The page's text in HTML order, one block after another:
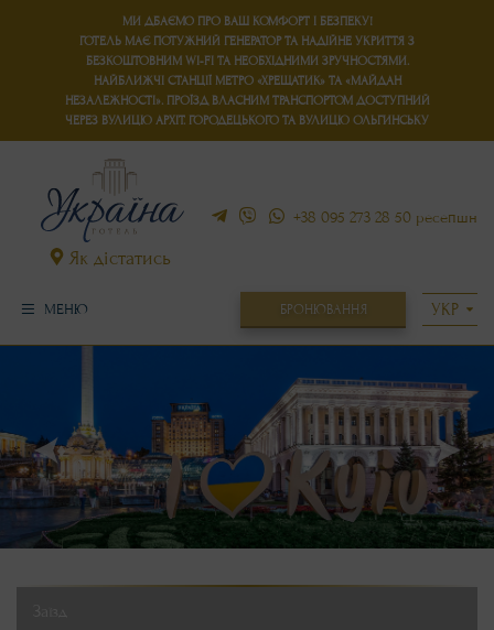
МИ ДБАЄМО ПРО ВАШ КОМФОРТ І БЕЗПЕКУ!
ГОТЕЛЬ МАЄ ПОТУЖНИЙ ГЕНЕРАТОРТА НАДІЙНЕ УКРИТТЯ З
БЕЗКОШТОВНИМ WI-FI ТА НЕОБХІДНИМИ ЗРУЧНОСТЯМИ.
НАЙБЛИЖЧІ СТАНЦІЇ МЕТРО «ХРЕЩАТИК» ТА «МАЙДАН
НЕЗАЛЕЖНОСТІ». ПРОЇЗД ВЛАСНИМ ТРАНСПОРТОМ ДОСТУПНИЙ
ЧЕРЕЗ ВУЛИЦЮ АРХІТ. ГОРОДЕЦЬКОГО ТА ВУЛИЦЮ ОЛЬГИНСЬКУ
Як дістатись
+38 095 273 28 50 ресепшн
МЕНЮ БРОНЮВАННЯ